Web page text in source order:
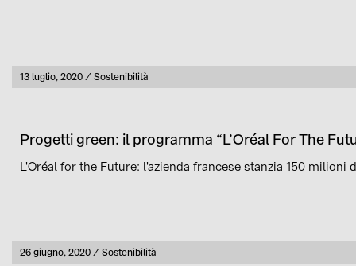
Pubblicato
13 luglio, 2020 Categoria
Sostenibilità
Progetti green: il programma “L’Oréal For The
L'Oréal for the Future: l'azienda francese stanzia 150
Pubblicato
26 giugno, 2020 Categoria
Sostenibilità